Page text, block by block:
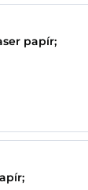
papír;